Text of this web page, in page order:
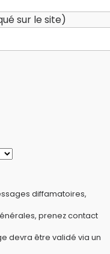
sur le site)
diffamatoires,
prenez contact
devra être validé via un